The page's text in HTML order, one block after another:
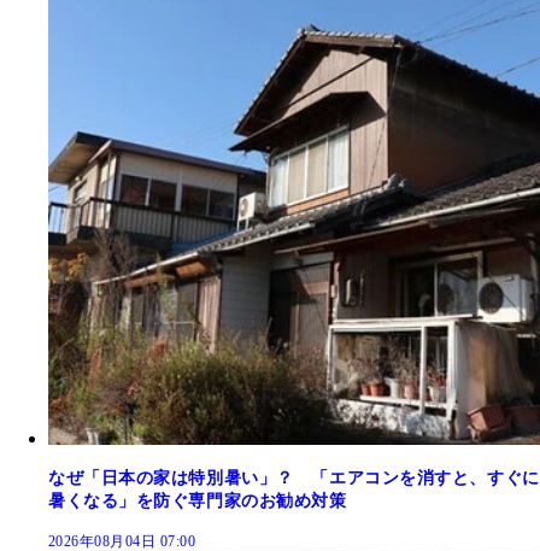
なぜ「日本の家は特別暑い」？ 「エアコンを消すと、すぐに
暑くなる」を防ぐ専門家のお勧め対策
2026年08月04日 07:00